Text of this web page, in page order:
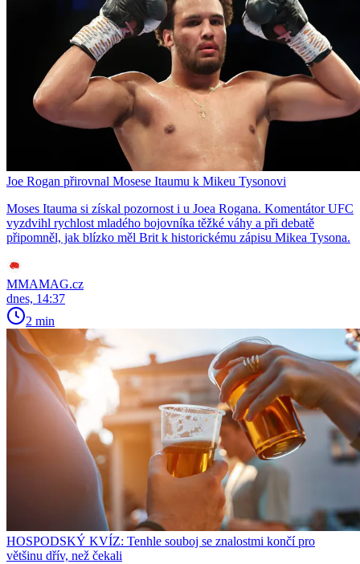
Joe Rogan přirovnal Mosese Itaumu k Mikeu Tysonovi
Moses Itauma si získal pozornost i u Joea Rogana. Komentátor UFC
vyzdvihl rychlost mladého bojovníka těžké váhy a při debatě
připomněl, jak blízko měl Brit k historickému zápisu Mikea Tysona.
MMAMAG.cz
dnes, 14:37
2 min
HOSPODSKÝ KVÍZ: Tenhle souboj se znalostmi končí pro
většinu dřív, než čekali